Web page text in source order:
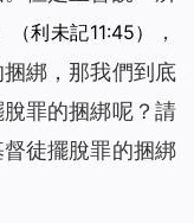
（利未記11:45）
，
綁，那我們到底
罪的捆綁呢？請
徒擺脫罪的捆綁